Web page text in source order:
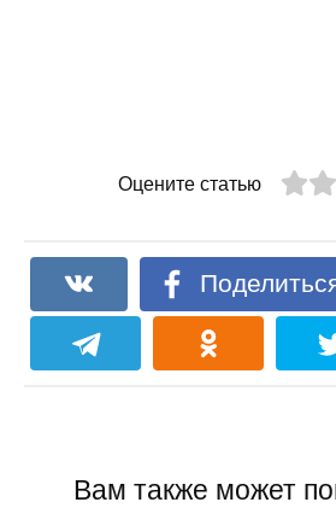
Оцените статью
Вам также может